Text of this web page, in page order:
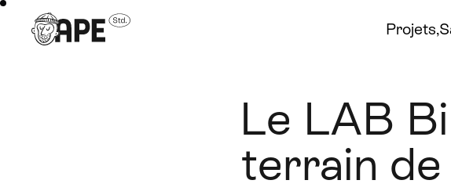
Projets
Le LAB
terrain